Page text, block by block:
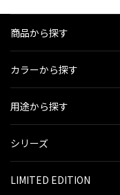
商品から探す
カラーから探す
用途から探す
シリーズ
LIMITED EDITION